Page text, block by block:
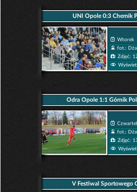
UNI Opole 0:3 Chemik
Wtorek
fot.:
Zdjęć:
Odra Opole 1:1 Górnik
fot.:
Zdjęć:
V Festiwal Sportowego